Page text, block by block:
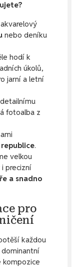
nebo deníku
hodí k
úkolů,
jarní a letní
fotoalba z
.
velkou
precizní
a snadno
pro
každou
dominantní
kompozice